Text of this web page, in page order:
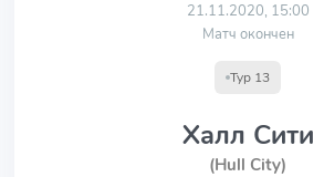
21.11.2020, 15:00
Матч окончен
Тур 13
Халл Сити
(Hull City)